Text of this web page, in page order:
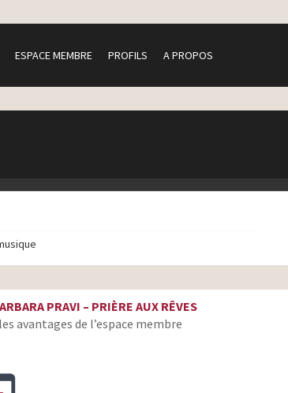
ESPACE MEMBRE PROFILS A PROPOS
PRAVI – PRIÈRE AUX RÊVES
avantages de l’espace membre